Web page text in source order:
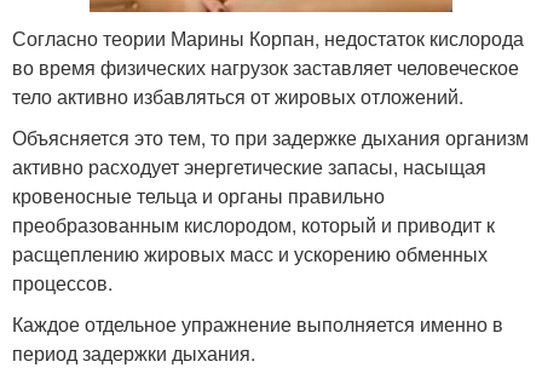
Согласно теории Марины Корпан, недостаток кислорода
во время физических нагрузок заставляет человеческое
тело активно избавляться от жировых отложений.
Объясняется это тем, то при задержке дыхания организм
активно расходует энергетические запасы, насыщая
кровеносные тельца и органы правильно
преобразованным кислородом, который и приводит к
расщеплению жировых масс и ускорению обменных
процессов.
Каждое отдельное упражнение выполняется именно в
период задержки дыхания.